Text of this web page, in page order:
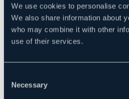
We use cookies to personalise
We also share information about
who may combine it with other
use of their services.
Selection
Necessary
TV program
Izjava o privatnosti